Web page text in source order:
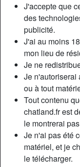
J'accepte que
des
publicité.
J'ai au moins
mon lieu de
Je ne
Je n'autoriserai
ou à tout
Tout contenu
chatland.fr est
le montrerai
Je n'ai pas été
matériel, et je
le télécharger.
Nickname:
Âge:
Pays:
Département:
Sexe:
Sexualité: